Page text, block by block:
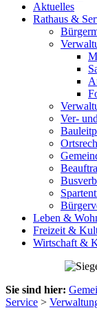
Aktuelles
Rathaus &
Ver-
Leben &
Freizeit &
Wirtschaft &
Sie sind hier:
Service >